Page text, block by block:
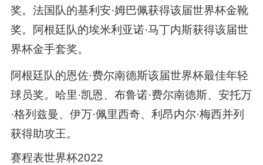
奖。法国队的基利安·姆巴佩获得该届世界杯金靴
奖。阿根廷队的埃米利亚诺·马丁内斯获得该届世
界杯金手套奖。
阿根廷队的恩佐·费尔南德斯该届世界杯最佳年轻
球员奖。哈里·凯恩、布鲁诺·费尔南德斯、安托万
·格列兹曼、伊万·佩里西奇、利昂内尔·梅西并列
获得助攻王。
赛程表世界杯2022